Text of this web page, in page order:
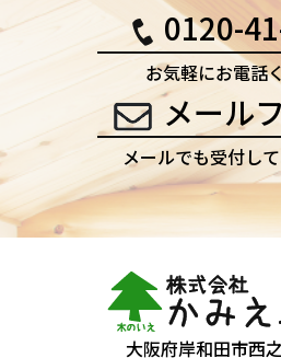
0120-
お気軽にお電話
メール
メールでも受付し
大阪府岸和田市西